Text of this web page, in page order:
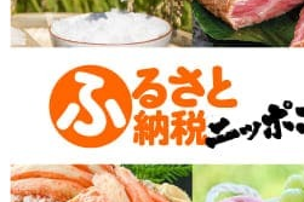
の
宮
9:30-
17:00